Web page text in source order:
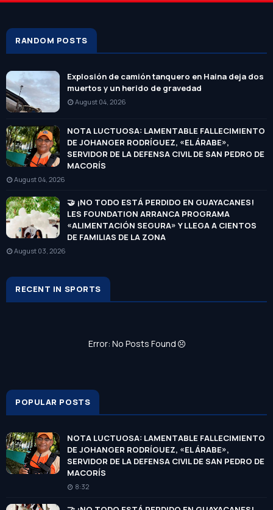
RANDOM POSTS
Explosión de camión tanquero en Haina deja dos
muertos y un herido de gravedad
August 04, 2026
NOTA LUCTUOSA: LAMENTABLE FALLECIMIENTO
DE JOHANGER RODRÍGUEZ, «EL ÁRABE»,
SERVIDOR DE LA DEFENSA CIVIL DE SAN PEDRO DE
MACORÍS
August 04, 2026
🤝 ¡NO TODO ESTÁ PERDIDO EN GUAYACANES!
LES FOUNDATION ARRANCA PROGRAMA
«ALIMENTACIÓN SEGURA» Y LLEGA A CIENTOS
DE FAMILIAS DE LA ZONA
August 03, 2026
RECENT IN SPORTS
Error: No Posts Found
POPULAR POSTS
NOTA LUCTUOSA: LAMENTABLE FALLECIMIENTO
DE JOHANGER RODRÍGUEZ, «EL ÁRABE»,
SERVIDOR DE LA DEFENSA CIVIL DE SAN PEDRO DE
MACORÍS
8:32